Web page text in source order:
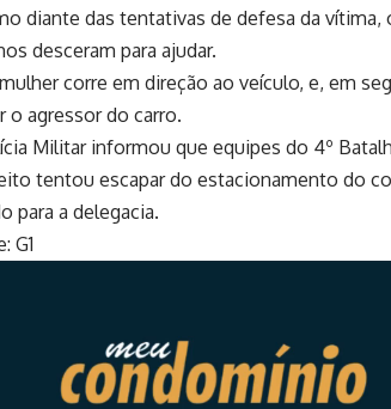
diante das tentativas de defesa da
desceram para ajudar.
corre em direção ao veículo, e, em
o agressor do carro.
Militar informou que equipes do 4º
tentou escapar do estacionamento do
para a delegacia.
G1